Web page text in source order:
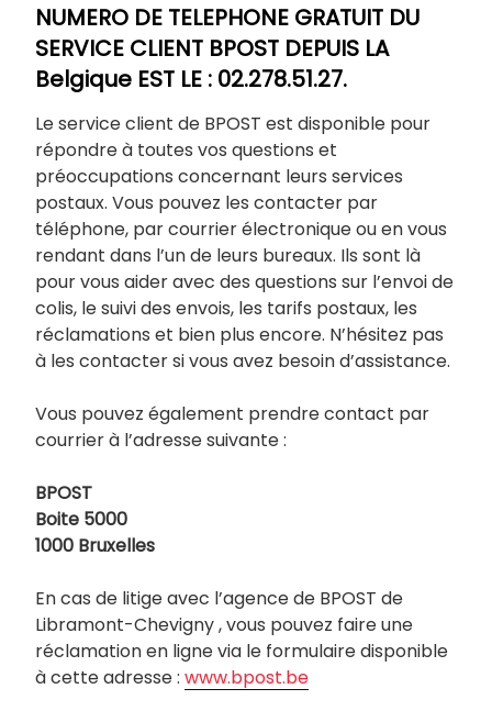
NUMERO DE TELEPHONE GRATUIT DU
SERVICE CLIENT BPOST DEPUIS LA
Belgique EST LE : 02.278.51.27.
Le service client de BPOST est disponible pour
répondre à toutes vos questions et
préoccupations concernant leurs services
postaux. Vous pouvez les contacter par
téléphone, par courrier électronique ou en vous
rendant dans l’un de leurs bureaux. Ils sont là
pour vous aider avec des questions sur l’envoi de
colis, le suivi des envois, les tarifs postaux, les
réclamations et bien plus encore. N’hésitez pas
à les contacter si vous avez besoin d’assistance.
Vous pouvez également prendre contact par
courrier à l’adresse suivante :
BPOST
Boite 5000
1000 Bruxelles
En cas de litige avec l’agence de BPOST de
Libramont-Chevigny , vous pouvez faire une
réclamation en ligne via le formulaire disponible
à cette adresse : www.bpost.be